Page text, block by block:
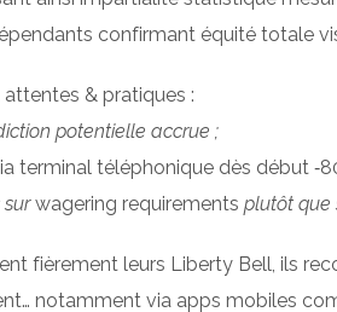
confirmant équité totale
& pratiques :
potentielle accrue ;
terminal téléphonique dès début
surwagering requirements plutôt que
fièrement leurs Liberty Bell, ils
notamment via apps mobiles